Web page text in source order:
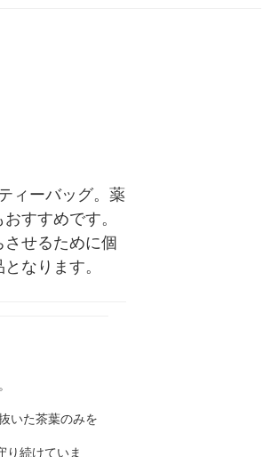
ィーバッグ。薬
すすめです。
せるために個
なります。
いた茶葉のみを
り続けていま